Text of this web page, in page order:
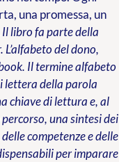
una promessa, un
Il libro fa parte della
del dono,
Il termine alfabeto
lettera della parola
chiave di lettura e, al
una sintesi dei
competenze e delle
per imparare